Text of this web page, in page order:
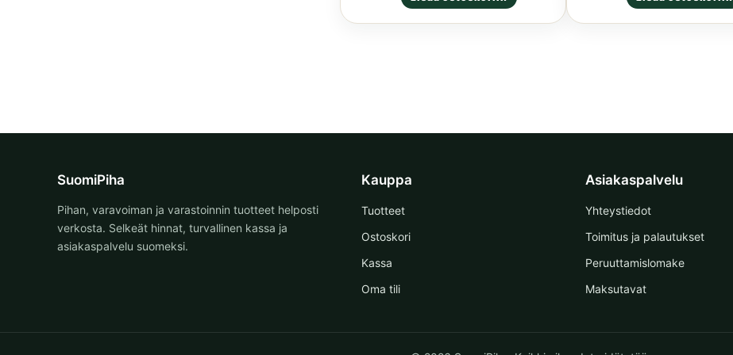
SuomiPiha
Pihan, varavoiman ja varastoinnin tuotteet helposti
verkosta. Selkeät hinnat, turvallinen kassa ja
asiakaspalvelu suomeksi.
Kauppa
Tuotteet
Ostoskori
Kassa
Oma tili
Asiakaspalvelu
Yhteystiedot
Toimitus ja palautukset
Peruuttamislomake
Maksutavat